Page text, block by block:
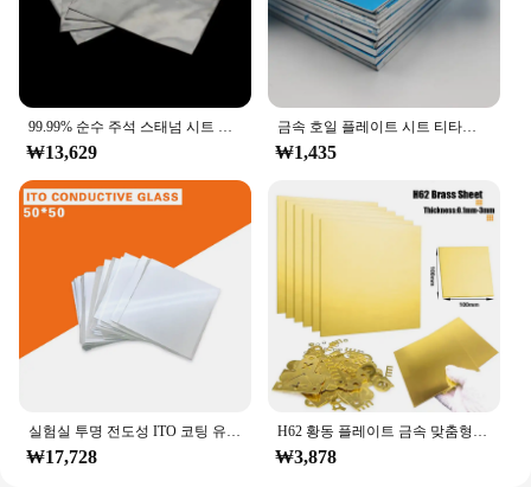
99.99% 순수 주석 스태넘 시트 포일 플레이트
₩13,629
금속 호일 플레이트 시트 티타늄 황동 구리 스테인레스 스틸 알루미늄 니켈 다리미 아연 Zn 주석
₩1,435
실험실 투명 전도성 ITO 코팅 유리, 50x50x1.1mm 미만, 10 ohm/sq, 10 개, 빠른 배송
₩17,728
H62 황동 플레이트 금속 맞춤형 사이즈 프레임 모델 금형, DIY 건설 황동 패드, 황동 시트 두께 0.1mm-3mm
₩3,878